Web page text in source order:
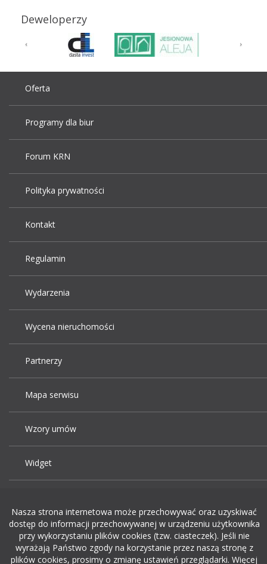
Deweloperzy
Oferta
Programy dla biur
Forum KRN
Polityka prywatności
Kontakt
Regulamin
Wydarzenia
Wycena nieruchomości
Partnerzy
Mapa serwisu
Wzory umów
Widget
Dodaj ogłoszenie o pracę
Nasza strona internetowa może przechowywać oraz uzyskiwać
dostęp do informacji przechowywanej w urządzeniu użytkownika
przy wykorzystaniu plików cookies (tzw. ciasteczek). Jeśli nie
wyrażają Państwo zgody na korzystanie przez naszą stronę z
plików cookies, prosimy o zmianę ustawień przeglądarki. Więcej